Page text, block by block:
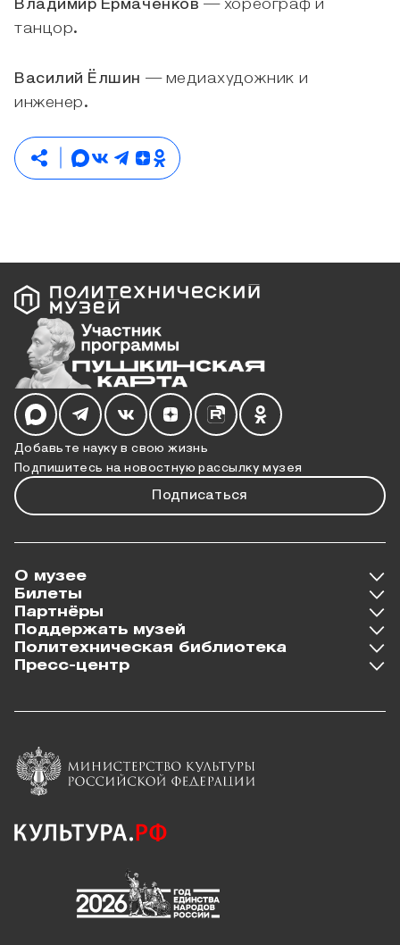
Владимир Ермаченков — хореограф и
танцор.
Василий Ёлшин — медиахудожник и
инженер.
Добавьте науку в свою жизнь
Подпишитесь на новостную рассылку музея
Подписаться
Мы в социальных сетях
О музее
Билеты
Партнёры
Поддержать музей
Политехническая библиотека
Пресс-центр